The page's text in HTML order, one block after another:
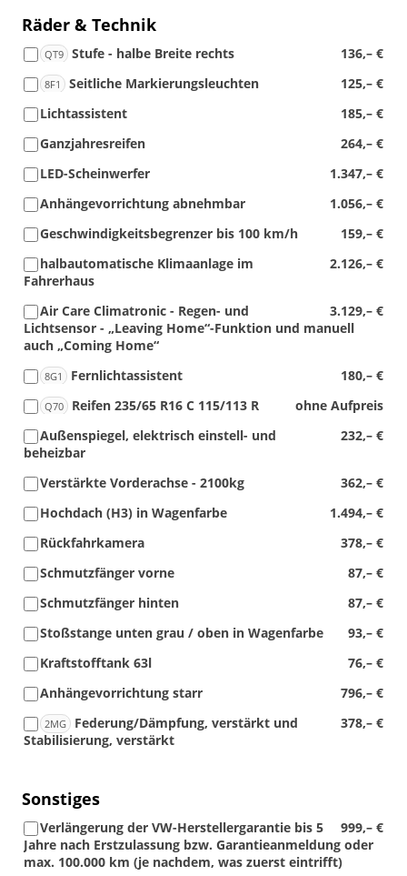
Räder & Technik
QT9 136,– €
Stufe - halbe Breite rechts
8F1 125,– €
Seitliche Markierungsleuchten
185,– €
Lichtassistent
264,– €
Ganzjahresreifen
1.347,– €
LED-Scheinwerfer
1.056,– €
Anhängevorrichtung abnehmbar
159,– €
Geschwindigkeitsbegrenzer bis 100 km/h
2.126,– €
halbautomatische Klimaanlage im
Fahrerhaus
3.129,– €
Air Care Climatronic - Regen- und
Lichtsensor - „Leaving Home“-Funktion und manuell
auch „Coming Home“
8G1 180,– €
Fernlichtassistent
Q70 ohne Aufpreis
Reifen 235/65 R16 C 115/113 R
232,– €
Außenspiegel, elektrisch einstell- und
beheizbar
362,– €
Verstärkte Vorderachse - 2100kg
1.494,– €
Hochdach (H3) in Wagenfarbe
378,– €
Rückfahrkamera
87,– €
Schmutzfänger vorne
87,– €
Schmutzfänger hinten
93,– €
Stoßstange unten grau / oben in Wagenfarbe
76,– €
Kraftstofftank 63l
796,– €
Anhängevorrichtung starr
2MG 378,– €
Federung/Dämpfung, verstärkt und
Stabilisierung, verstärkt
Sonstiges
999,– €
Verlängerung der VW-Herstellergarantie bis 5
Jahre nach Erstzulassung bzw. Garantieanmeldung oder
max. 100.000 km (je nachdem, was zuerst eintrifft)